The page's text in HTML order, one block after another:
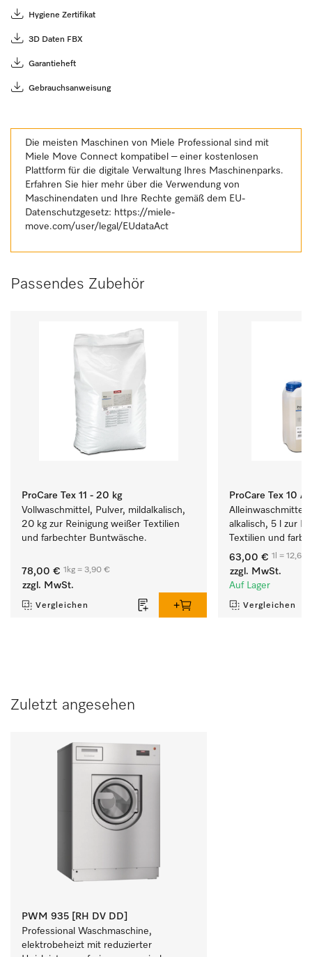
Hygiene Zertifikat
3D Daten FBX
Garantieheft
Gebrauchsanweisung
Die meisten Maschinen von Miele Professional sind mit
Miele Move Connect kompatibel – einer kostenlosen
Plattform für die digitale Verwaltung Ihres Maschinenparks.
Erfahren Sie hier mehr über die Verwendung von
Maschinendaten und Ihre Rechte gemäß dem EU-
Datenschutzgesetz: https://miele-
move.com/user/legal/EUdataAct
Passendes Zubehör
ProCare Tex 11 - 20 kg
Vollwaschmittel, Pulver, mildalkalisch,
20 kg zur Reinigung weißer Textilien
und farbechter Buntwäsche.
78,00 € 1kg = 3,90 €
zzgl. MwSt.
Vergleichen
ProCare Tex 10 A
Alleinwaschmittel,
alkalisch, 5 l zur
Textilien und
63,00 € 1l = 12,60
zzgl. MwSt.
Auf Lager
Vergleichen
Zuletzt angesehen
PWM 935 [RH DV DD]
Professional Waschmaschine,
elektrobeheizt mit reduzierter